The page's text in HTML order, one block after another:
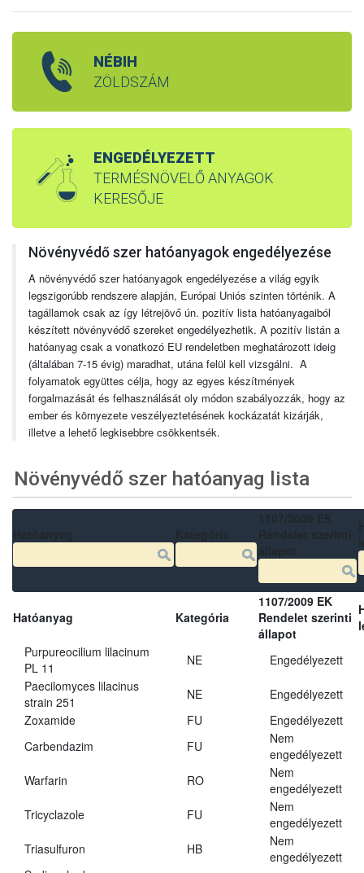
NÉBIH
ZÖLDSZÁM
ENGEDÉLYEZETT
TERMÉSNÖVELŐ ANYAGOK
KERESŐJE
Növényvédő szer hatóanyagok engedélyezése
A növényvédő szer hatóanyagok engedélyezése a világ egyik
legszigorúbb rendszere alapján, Európai Uniós szinten történik. A
tagállamok csak az így létrejövő ún. pozitív lista hatóanyagaiból
készített növényvédő szereket engedélyezhetik. A pozitív listán a
hatóanyag csak a vonatkozó EU rendeletben meghatározott ideig
(általában 7-15 évig) maradhat, utána felül kell vizsgálni. A
folyamatok együttes célja, hogy az egyes készítmények
forgalmazását és felhasználását oly módon szabályozzák, hogy az
ember és környezete veszélyeztetésének kockázatát kizárják,
illetve a lehető legkisebbre csökkentsék.
Növényvédő szer hatóanyag lista
Hatóanyag Kategória
1107/2009 EK
Rendelet szerinti
állapot
Purpureocilium lilacinum
PL 11
NE
Engedélyezett
Paecilomyces lilacinus
strain 251
NE
Engedélyezett
Zoxamide
FU
Engedélyezett
Carbendazim
FU
Nem
engedélyezett
Warfarin
RO
Nem
engedélyezett
Tricyclazole
FU
Nem
engedélyezett
Triasulfuron
HB
Nem
engedélyezett